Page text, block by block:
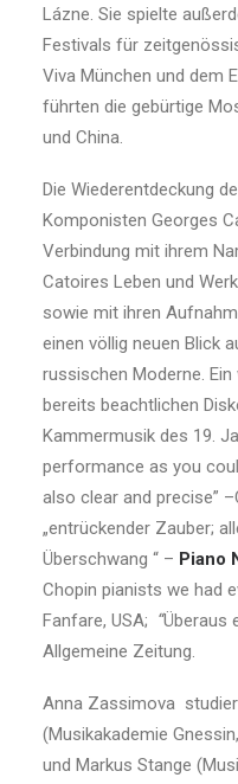
Lázne. Sie spielte
Festivals für
Viva München und dem
führten die gebürtige
und China.
Die Wiederentdeckung
Komponisten Georges
Verbindung mit ihrem
Catoires Leben und
sowie mit ihren
einen völlig neuen Blick
russischen Moderne.
bereits beachtlichen
Kammermusik des 19.
performance as you
also clear and precise”
„entrückender Zauber;
Überschwang “ – Piano
Chopin pianists we had
Fanfare, USA; “Überaus
Allgemeine Zeitung.
Anna Zassimova
(Musikakademie
und Markus Stange